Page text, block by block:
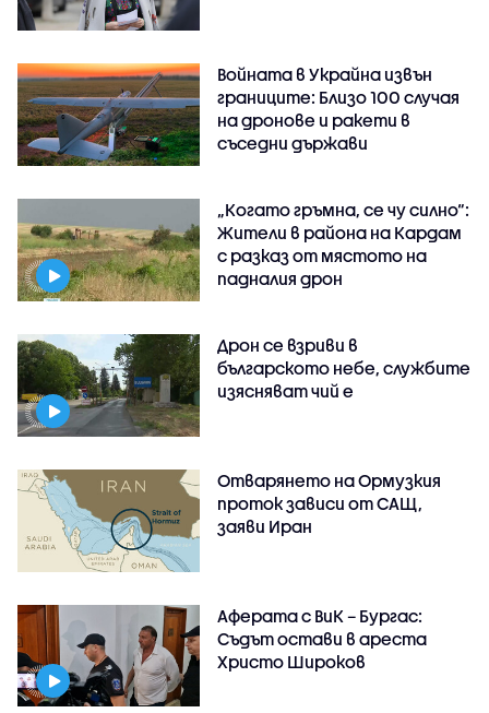
Войната в Украйна извън
границите: Близо 100 случая
на дронове и ракети в
съседни държави
„Когато гръмна, се чу силно“:
Жители в района на Кардам
с разказ от мястото на
падналия дрон
Дрон се взриви в
българското небе, службите
изясняват чий е
Отварянето на Ормузкия
проток зависи от САЩ,
заяви Иран
Аферата с ВиК – Бургас:
Съдът остави в ареста
Христо Широков